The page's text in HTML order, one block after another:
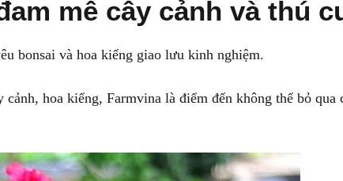
mê cây cảnh và thú
bonsai và hoa kiểng giao lưu kinh nghiệm.
hoa kiểng, Farmvina là điểm đến không thể bỏ qua